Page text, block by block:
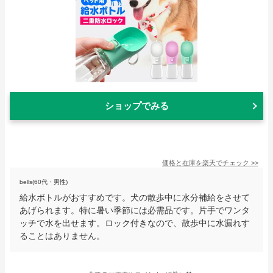
ショップでみる
価格と在庫を楽天でチェック >>
bells(60代・男性)
給水ボトルがおすすめです。犬の散歩中に水分補給をさせて
あげられます。特に暑い季節には必需品です。片手でワンタ
ッチで水を出せます。ロック付きなので、散歩中に水漏れす
ることはありません。